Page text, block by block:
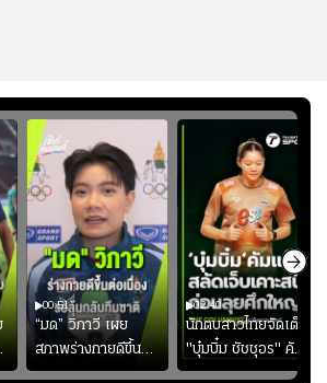
00:51
“มด” วิภาวี เผย
สภาพร่างกายดีขึ้น
อย่างต่อเนื่อง พร้อม
02:40
นักตบสาวไทยจัดเต็ม
"บุ๋มบิ๋ม ชัชชุอร" คัม
แบ็ก ศึก" SEA V